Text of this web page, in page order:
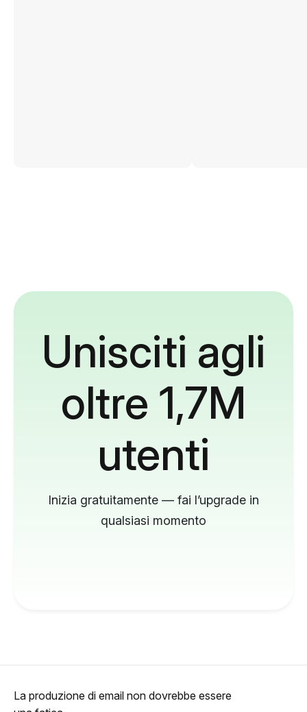
Unisciti agli
oltre 1,7M
utenti
Inizia gratuitamente — fai l’upgrade in
qualsiasi momento
La produzione di email non dovrebbe essere